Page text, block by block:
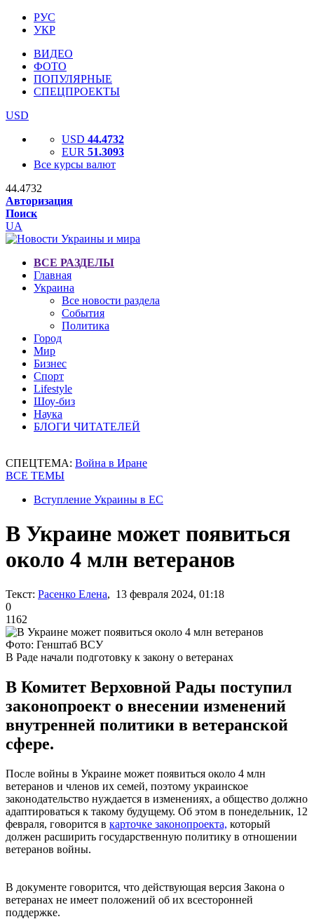
РУС
УКР
ВИДЕО
ФОТО
ПОПУЛЯРНЫЕ
СПЕЦПРОЕКТЫ
USD
USD 44.4732
EUR 51.3093
Все курсы валют
44.4732
Авторизация
Поиск
UA
ВСЕ РАЗДЕЛЫ
Главная
Украина
Все новости раздела
События
Политика
Город
Мир
Бизнес
Спорт
Lifestyle
Шоу-биз
Наука
БЛОГИ ЧИТАТЕЛЕЙ
СПЕЦТЕМА: Война в Иране
ВСЕ ТЕМЫ
Вступление Украины в ЕС
В Украине может появиться
около 4 млн ветеранов
Текст: Расенко Елена, 13 февраля 2024, 01:18
0
1162
Фото: Генштаб ВСУ
В Раде начали подготовку к закону о ветеранах
В Комитет Верховной Рады поступил
законопроект о внесении изменений
внутренней политики в ветеранской
сфере.
После войны в Украине может появиться около 4 млн
ветеранов и членов их семей, поэтому украинское
законодательство нуждается в изменениях, а общество должно
адаптироваться к такому будущему. Об этом в понедельник, 12
февраля, говорится в карточке законопроекта, который
должен расширить государственную политику в отношении
ветеранов войны.
В документе говорится, что действующая версия Закона о
ветеранах не имеет положений об их всесторонней
поддержке.